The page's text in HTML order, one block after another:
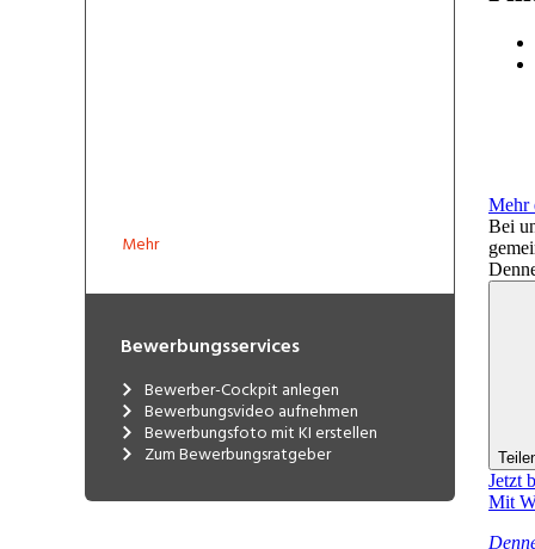
Mehr
Bewerbungsservices
Bewerber-Cockpit anlegen
Bewerbungsvideo aufnehmen
Bewerbungsfoto mit KI erstellen
Zum Bewerbungsratgeber